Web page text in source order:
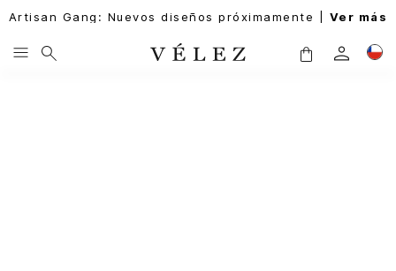
Artisan Gang: Nuevos diseños próximamente | Ver más